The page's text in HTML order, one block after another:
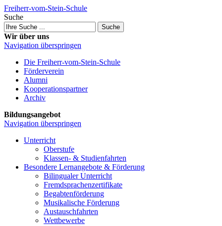
Freiherr-vom-Stein-Schule
Suche
Suche
Wir über uns
Navigation überspringen
Die Freiherr-vom-Stein-Schule
Förderverein
Alumni
Kooperations­partner
Archiv
Bildungsangebot
Navigation überspringen
Unterricht
Oberstufe
Klassen- & Studien­fahrten
Besondere Lernangebote & Förderung
Bilingualer Unterricht
Fremdsprachen­zertifikate
Begabten­förderung
Musikalische Förderung
Austausch­fahrten
Wettbewerbe